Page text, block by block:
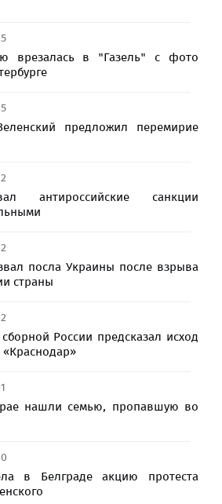
врезалась в "Газель" с фото
предложил перемирие
антироссийские санкции
посла Украины после взрыва
страны
России предсказал исход
нашли семью, пропавшую во
в Белграде акцию протеста